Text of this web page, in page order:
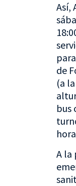
Así,
de
(a
bus
A la